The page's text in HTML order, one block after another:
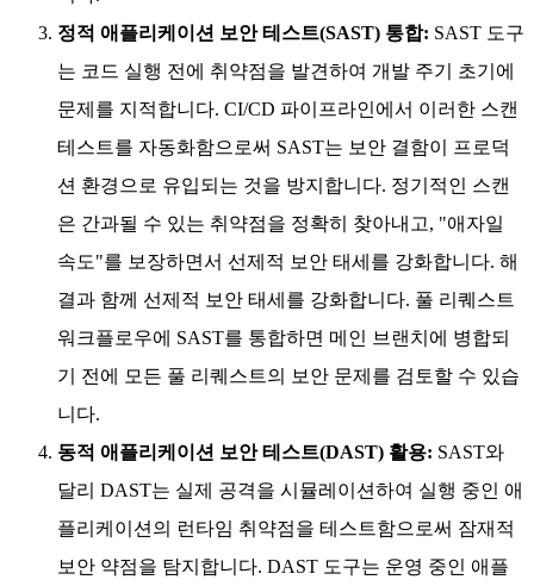
정적 애플리케이션 보안 테스트(SAST) 통합: SAST 도구
는 코드 실행 전에 취약점을 발견하여 개발 주기 초기에
문제를 지적합니다. CI/CD 파이프라인에서 이러한 스캔
테스트를 자동화함으로써 SAST는 보안 결함이 프로덕
션 환경으로 유입되는 것을 방지합니다. 정기적인 스캔
은 간과될 수 있는 취약점을 정확히 찾아내고, "애자일
속도"를 보장하면서 선제적 보안 태세를 강화합니다. 해
결과 함께 선제적 보안 태세를 강화합니다. 풀 리퀘스트
워크플로우에 SAST를 통합하면 메인 브랜치에 병합되
기 전에 모든 풀 리퀘스트의 보안 문제를 검토할 수 있습
니다.
동적 애플리케이션 보안 테스트(DAST) 활용: SAST와
달리 DAST는 실제 공격을 시뮬레이션하여 실행 중인 애
플리케이션의 런타임 취약점을 테스트함으로써 잠재적
보안 약점을 탐지합니다. DAST 도구는 운영 중인 애플